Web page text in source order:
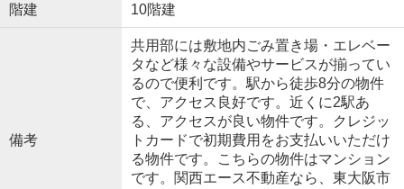
階建 10階建
備考
共用部には敷地内ごみ置き場・エレベー
タなど様々な設備やサービスが揃ってい
るので便利です。駅から徒歩8分の物件
で、アクセス良好です。近くに2駅あ
る、アクセスが良い物件です。クレジッ
トカードで初期費用をお支払いいただけ
る物件です。こちらの物件はマンション
です。関西エース不動産なら、東大阪市